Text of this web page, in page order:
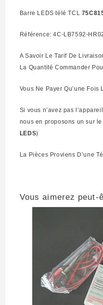
Barre LEDS télé TCL
Référence: 4C-LB7592-
A Savoir Le Tarif De
La Quantité Commander
Vous Ne Payer Qu’une
Si vous n’avez pas
nous en proposons un sur
LEDS)
La Pièces Proviens D’une
Vous aimerez